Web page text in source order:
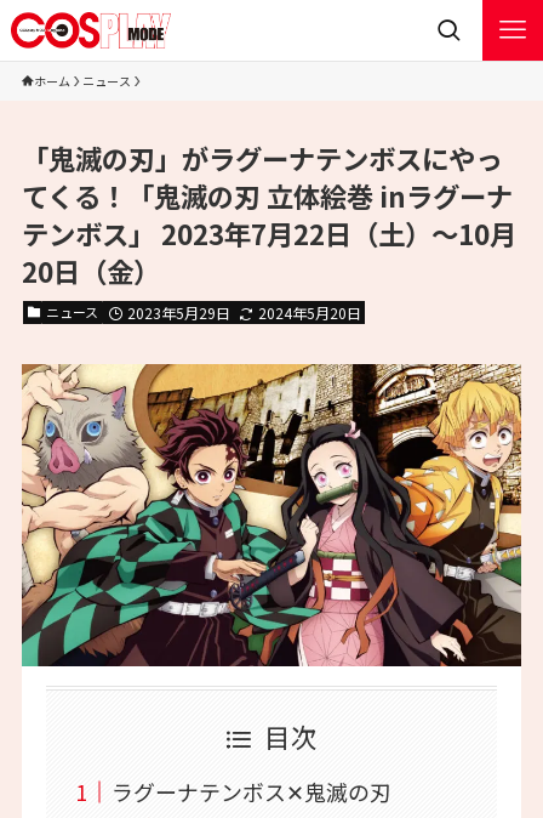
ホーム ニュース
「鬼滅の刃」がラグーナテンボスにやっ
てくる！「鬼滅の刃 立体絵巻 inラグーナ
テンボス」 2023年7月22日（土）～10月
20日（金）
ニュース 2023年5月29日 2024年5月20日
目次
ラグーナテンボス✕鬼滅の刃